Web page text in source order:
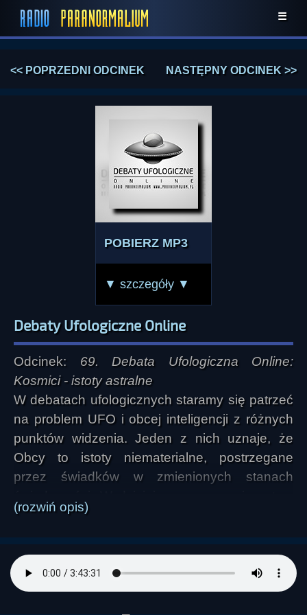
☰
<< POPRZEDNI ODCINEK NASTĘPNY ODCINEK >>
POBIERZ MP3
▼ szczegóły ▼
Debaty Ufologiczne Online
Odcinek: 69. Debata Ufologiczna Online:
Kosmici - istoty astralne
W debatach ufologicznych staramy się patrzeć
na problem UFO i obcej inteligencji z różnych
punktów widzenia. Jeden z nich uznaje, że
Obcy to istoty niematerialne, postrzegane
przez świadków w zmienionych stanach
zagadnieniu porozmawiamy z ludźmi
strony...
Wiele mówi się o tym, że kosmici mogą być
istotami międzywymiarowymi, które w jakiś
(rozwiń opis)